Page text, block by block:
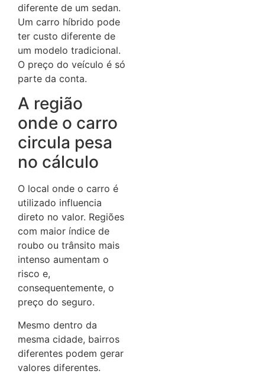
diferente de um sedan.
Um carro híbrido pode
ter custo diferente de
um modelo tradicional.
O preço do veículo é só
parte da conta.
A região
onde o carro
circula pesa
no cálculo
O local onde o carro é
utilizado influencia
direto no valor. Regiões
com maior índice de
roubo ou trânsito mais
intenso aumentam o
risco e,
consequentemente, o
preço do seguro.
Mesmo dentro da
mesma cidade, bairros
diferentes podem gerar
valores diferentes.